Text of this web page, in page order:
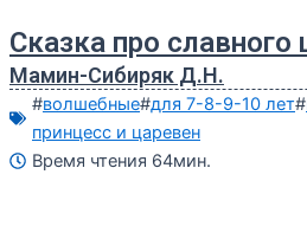
Сказка про славного
Мамин-Сибиряк Д.Н.
#волшебные#для 7-8-9-10 лет#
принцесс и царевен
Время чтения 64мин.